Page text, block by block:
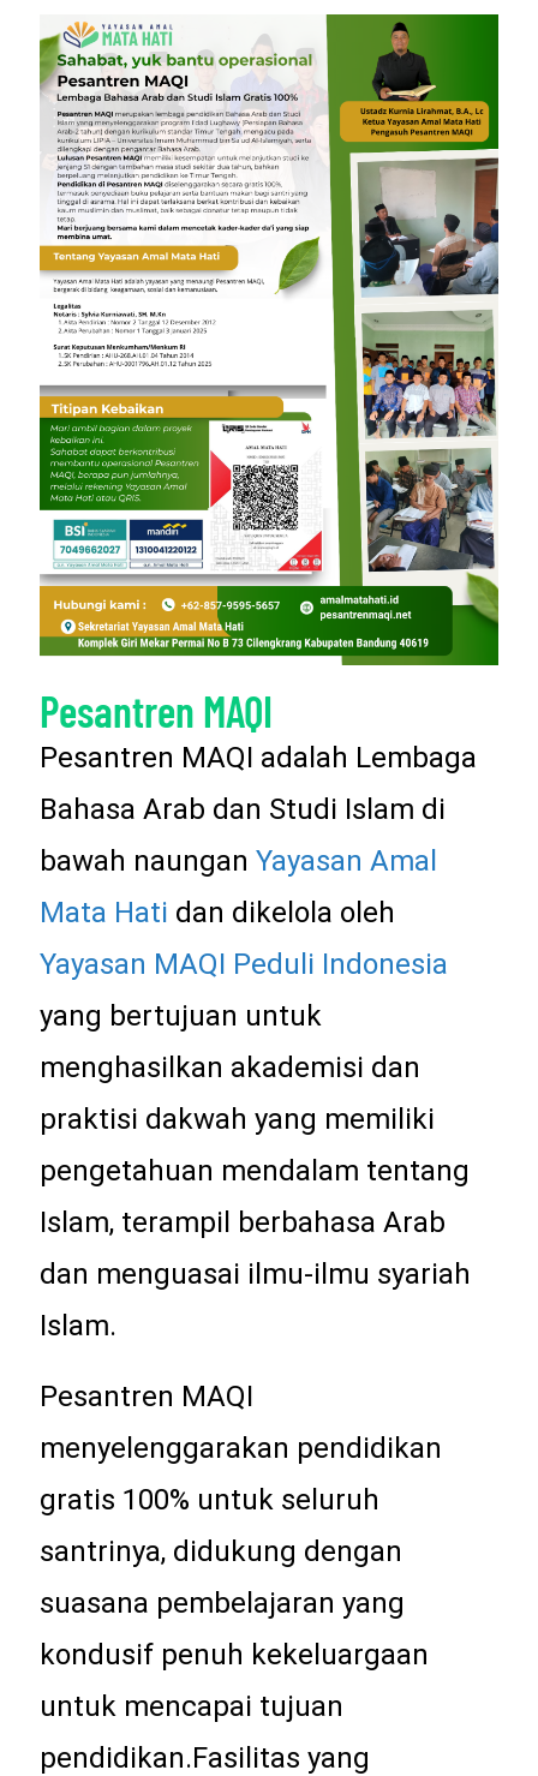
Pesantren MAQI
Pesantren MAQI adalah Lembaga
Bahasa Arab dan Studi Islam di
bawah naungan Yayasan Amal
Mata Hati dan dikelola oleh
Yayasan MAQI Peduli Indonesia
yang bertujuan untuk
menghasilkan akademisi dan
praktisi dakwah yang memiliki
pengetahuan mendalam tentang
Islam, terampil berbahasa Arab
dan menguasai ilmu-ilmu syariah
Islam.
Pesantren MAQI
menyelenggarakan pendidikan
gratis 100% untuk seluruh
santrinya, didukung dengan
suasana pembelajaran yang
kondusif penuh kekeluargaan
untuk mencapai tujuan
pendidikan.Fasilitas yang